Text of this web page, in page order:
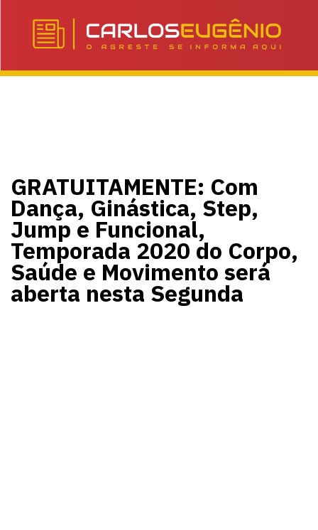
GRATUITAMENTE: Com
Dança, Ginástica, Step,
Jump e Funcional,
Temporada 2020 do Corpo,
Saúde e Movimento será
aberta nesta Segunda